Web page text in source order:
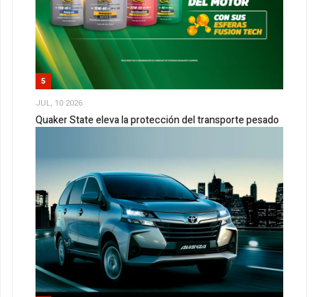
5
JUL, 10 2026
Quaker State eleva la protección del transporte pesado